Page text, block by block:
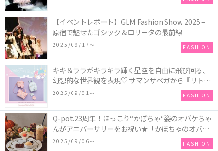
【イベントレポート】GLM Fashion Show 2025 –
原宿で魅せたゴシック＆ロリータの最前線
2025/09/17〜 FASHION
キキ＆ララがキラキラ輝く星空を自由に飛び回る、
幻想的な世界観を表現♡ サマンサベガから『リトル
ツインスターズ』50周年アニバーサリーイヤー』を
2025/09/01〜 FASHION
Q-pot.23周年！ほっこり“かぼちゃ“姿のオバケちゃ
んがアニバーサリーをお祝い★「かぼちゃのオバケ
ーキアクセサリー」が新発売！Q-pot CAFE.では
「かぼちゃのオバケーキプレート」も登場
2025/09/06〜 FASHION